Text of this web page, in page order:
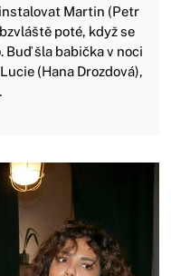
Martin (Petr
poté, když se
Buď šla babička v noci
(Hana Drozdová),